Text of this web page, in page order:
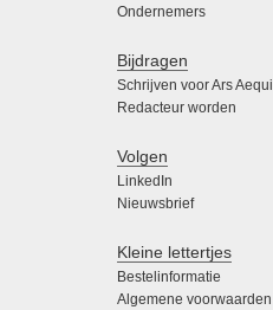
Ondernemers
Bijdragen
Schrijven voor Ars Aequi
Redacteur worden
Volgen
LinkedIn
Nieuwsbrief
Kleine lettertjes
Bestelinformatie
Algemene voorwaarden